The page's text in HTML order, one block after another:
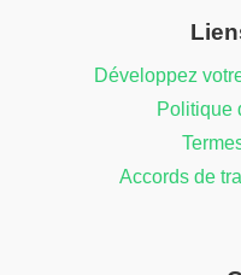
Développez
Politique
Accords de